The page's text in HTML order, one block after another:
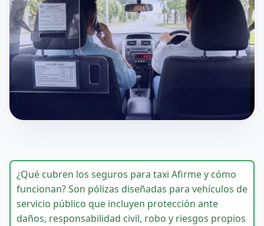
¿Qué cubren los seguros para taxi Afirme y cómo
funcionan? Son pólizas diseñadas para vehículos de
servicio público que incluyen protección ante
daños, responsabilidad civil, robo y riesgos propios